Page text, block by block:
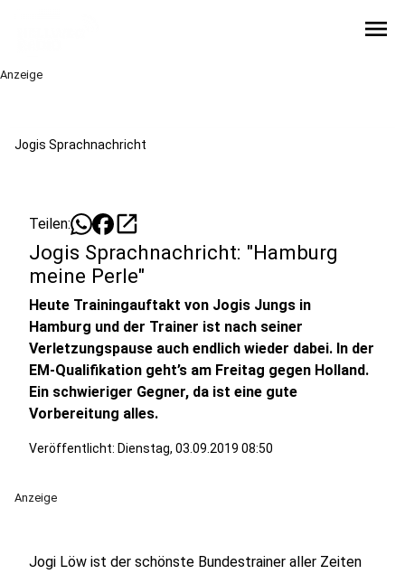
menu
Anzeige
Jogis Sprachnachricht
Teilen: open_in_new
Jogis Sprachnachricht: "Hamburg
meine Perle"
Heute Trainingauftakt von Jogis Jungs in
Hamburg und der Trainer ist nach seiner
Verletzungspause auch endlich wieder dabei. In der
EM-Qualifikation geht’s am Freitag gegen Holland.
Ein schwieriger Gegner, da ist eine gute
Vorbereitung alles.
Veröffentlicht: Dienstag, 03.09.2019 08:50
Anzeige
Jogi Löw ist der schönste Bundestrainer aller Zeiten